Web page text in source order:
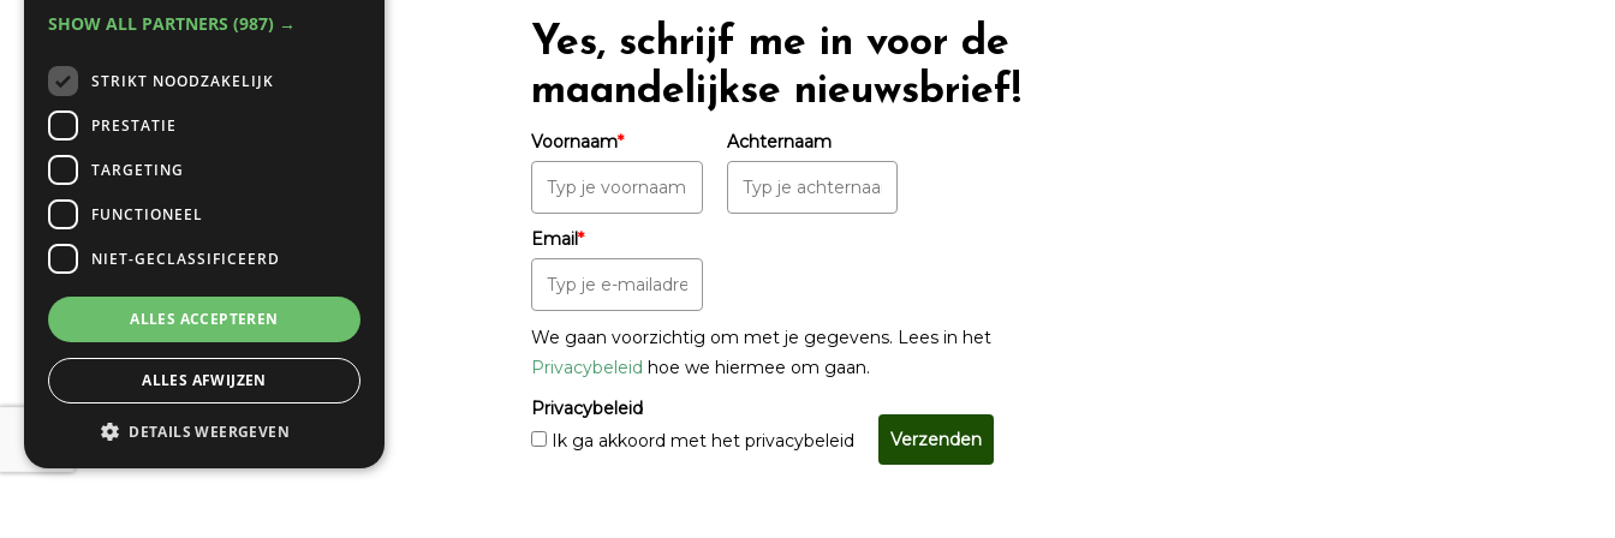
Yes, schrijf me in voor de
maandelijkse nieuwsbrief!
Voornaam* Achternaam
Email*
We gaan voorzichtig om met je gegevens. Lees in het
Privacybeleid hoe we hiermee om gaan.
Privacybeleid
Ik ga akkoord met het privacybeleid
Verzenden
SHOW ALL PARTNERS (987) →
STRIKT NOODZAKELIJK
PRESTATIE
TARGETING
FUNCTIONEEL
NIET-GECLASSIFICEERD
ALLES ACCEPTEREN
ALLES AFWIJZEN
DETAILS WEERGEVEN